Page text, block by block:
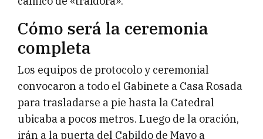
Cómo será la ceremonia
completa
Los equipos de protocolo y ceremonial
convocaron a todo el Gabinete a Casa Rosada
para trasladarse a pie hasta la Catedral
ubicaba a pocos metros. Luego de la oración,
irán a la puerta del Cabildo de Mayo a